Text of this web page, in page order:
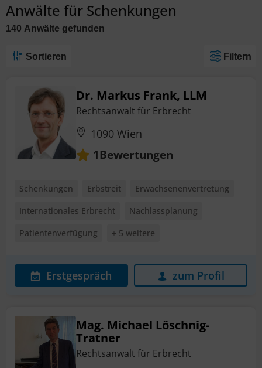
Anwälte für Schenkungen
140 Anwälte gefunden
Sortieren Filtern
Dr. Markus Frank, LLM
Rechtsanwalt für Erbrecht
1090 Wien
1Bewertungen
Schenkungen Erbstreit
Erwachsenenvertretung
Internationales Erbrecht
Nachlassplanung
Patientenverfügung
+ 5 weitere
Erstgespräch zum Profil
Mag. Michael Löschnig-
Tratner
Rechtsanwalt für Erbrecht